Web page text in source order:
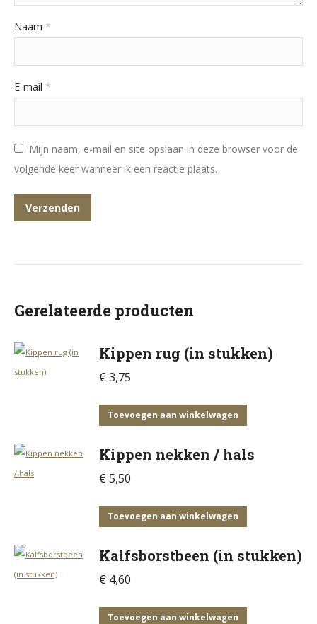
Naam *
E-mail *
Mijn naam, e-mail en site opslaan in deze browser voor de
volgende keer wanneer ik een reactie plaats.
Gerelateerde producten
Kippen rug (in stukken)
€ 3,75
Toevoegen aan winkelwagen
Kippen nekken / hals
€ 5,50
Toevoegen aan winkelwagen
Kalfsborstbeen (in stukken)
€ 4,60
Toevoegen aan winkelwagen